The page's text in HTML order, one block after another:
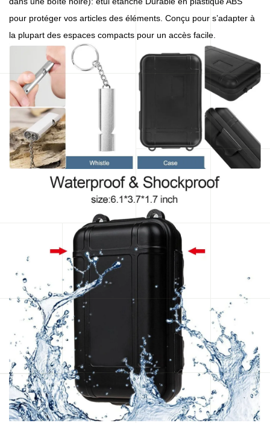
pour protéger vos articles des éléments. Conçu pour s’adapter à
la plupart des espaces compacts pour un accès facile.